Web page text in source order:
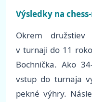
Výsledky na
Okrem
v turnaji do 11
Bochnička. Ako
vstup do turnaja
pekné výhry.